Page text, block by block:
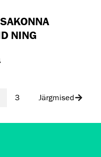
NING
3 Järgmised